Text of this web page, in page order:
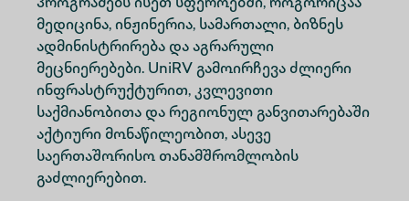
პროგრამებს ისეთ სფეროებში, როგორიცაა
მედიცინა, ინჟინერია, სამართალი, ბიზნეს
ადმინისტრირება და აგრარული
მეცნიერებები. UniRV გამოირჩევა ძლიერი
ინფრასტრუქტურით, კვლევითი
საქმიანობითა და რეგიონულ განვითარებაში
აქტიური მონაწილეობით, ასევე
საერთაშორისო თანამშრომლობის
გაძლიერებით.